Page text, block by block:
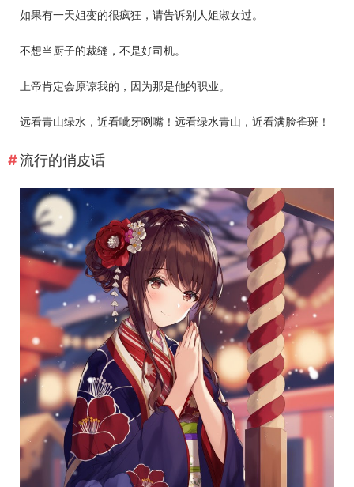
如果有一天姐变的很疯狂，请告诉别人姐淑女过。
不想当厨子的裁缝，不是好司机。
上帝肯定会原谅我的，因为那是他的职业。
远看青山绿水，近看呲牙咧嘴！远看绿水青山，近看满脸雀斑！
流行的俏皮话